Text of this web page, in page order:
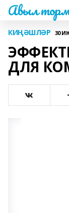
Авыл
КИҢӘШЛӘР 30
ДЛЯ